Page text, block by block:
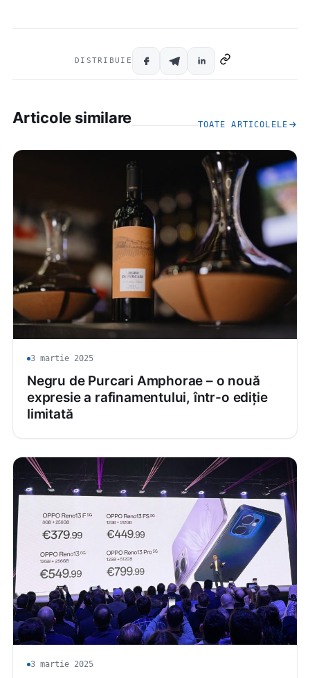
DISTRIBUIE
Articole similare TOATE ARTICOLELE
3 martie 2025
Negru de Purcari Amphorae – o nouă
expresie a rafinamentului, într-o ediție
limitată
3 martie 2025